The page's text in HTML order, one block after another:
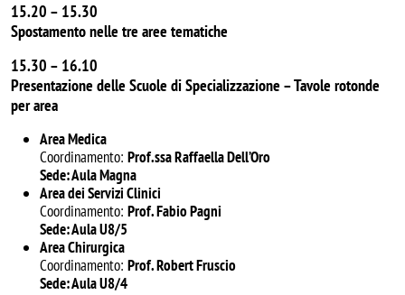
15.20 – 15.30
Spostamento nelle tre aree tematiche
15.30 – 16.10
Presentazione delle Scuole di Specializzazione – Tavole rotonde
per area
Area Medica
Coordinamento: Prof.ssa Raffaella Dell’Oro
Sede: Aula Magna
Area dei Servizi Clinici
Coordinamento: Prof. Fabio Pagni
Sede: Aula U8/5
Area Chirurgica
Coordinamento: Prof. Robert Fruscio
Sede: Aula U8/4